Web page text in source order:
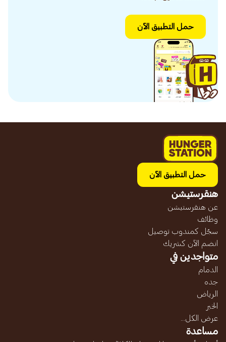
حمل التطبيق الآن
حمل التطبيق الآن
هنقرستيشن
عن هنقرستيشن
وظائف
سجّل كمندوب توصيل
انضم الآن كشريك
متواجدين في
الدمام
جده
الرياض
الخبر
عرض الكل...
مساعدة